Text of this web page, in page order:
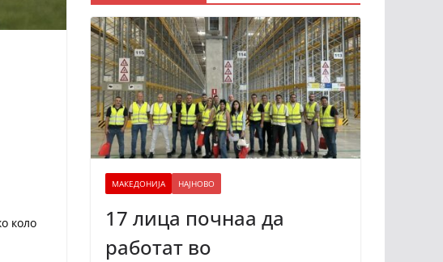
коло
МАКЕДОНИЈА НАЈНОВО
17 лица почнаа да
работат во